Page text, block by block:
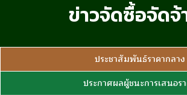
ข่าวจัดซื้อจัดจ้
ประชาสัมพันธ์ราคากลาง
ประกาศผลผู้ชนะการเสนอร